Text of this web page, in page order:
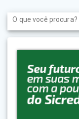
Search
for: